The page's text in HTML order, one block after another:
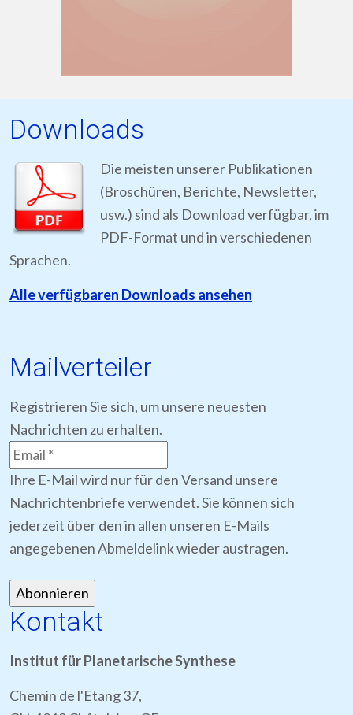
Downloads
Die meisten unserer Publikationen
(Broschüren, Berichte, Newsletter,
usw.) sind als Download verfügbar, im
PDF-Format und in verschiedenen
Sprachen.
Alle verfügbaren Downloads ansehen
Mailverteiler
Registrieren Sie sich, um unsere neuesten
Nachrichten zu erhalten.
Ihre E-Mail wird nur für den Versand unsere
Nachrichtenbriefe verwendet. Sie können sich
jederzeit über den in allen unseren E-Mails
angegebenen Abmeldelink wieder austragen.
Kontakt
Institut für Planetarische Synthese
Chemin de l'Etang 37,